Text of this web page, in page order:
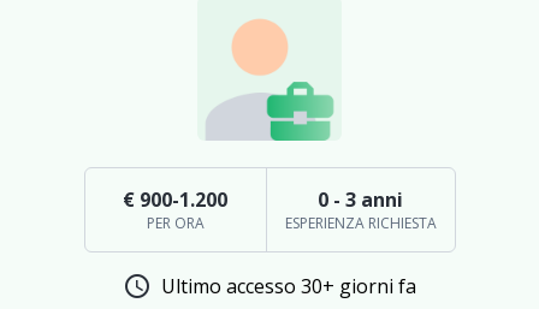
€ 900-1.200
PER ORA
0 - 3 anni
ESPERIENZA RICHIESTA
schedule Ultimo accesso 30+ giorni fa